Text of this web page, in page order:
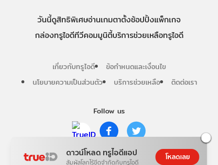
ดาวน์โหลด ทรูไอดีแอป
สัมผัสโลกไร้ขีดจำกัดกับทรูไอดี
โหลดเลย
Follow us
Copyright © True Digital Group Company Limited.
All rights reserved
วันนี้ดูสิทธิพิเศษอ่านเกมตาตั้งช้อปปิ้งแพ็กเกจ
กล่องทรูไอดีทีวีคอมมูนิตี้บริการช่วยเหลือทรูไอดี
เกี่ยวกับทรูไอดี
ข้อกำหนดและเงื่อนไข
นโยบายความเป็นส่วนตัว
บริการช่วยเหลือ ติดต่อเรา